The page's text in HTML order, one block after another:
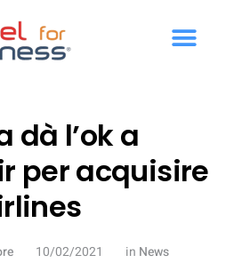
dà l’ok a
per acquisire
10/02/2021 in News